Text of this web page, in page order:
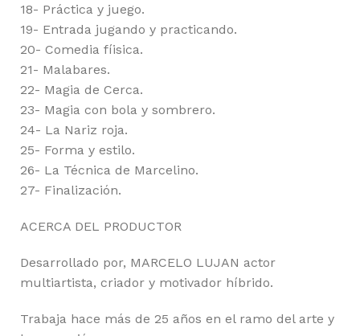
18- Práctica y juego.
19- Entrada jugando y practicando.
20- Comedia fíisica.
21- Malabares.
22- Magia de Cerca.
23- Magia con bola y sombrero.
24- La Nariz roja.
25- Forma y estilo.
26- La Técnica de Marcelino.
27- Finalización.
ACERCA DEL PRODUCTOR
Desarrollado por, MARCELO LUJAN actor
multiartista, criador y motivador híbrido.
Trabaja hace más de 25 años en el ramo del arte y